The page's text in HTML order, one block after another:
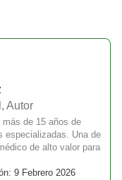
Autor
de 15 años de
especializadas. Una de
de alto valor para
9 Febrero 2026